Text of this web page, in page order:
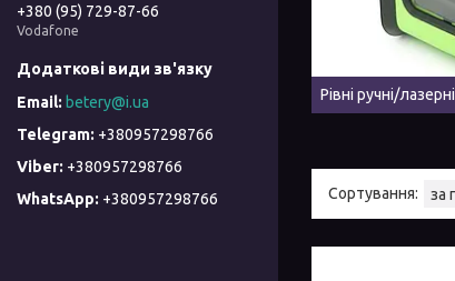
Рівні ручні/лазерні
+380 (95) 729-87-66
Vodafone
betery@i.ua
+380957298766
+380957298766
+380957298766